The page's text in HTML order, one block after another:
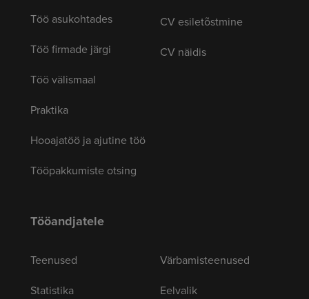
Töö asukohtades
Töö firmade järgi
Töö välismaal
Praktika
Hooajatöö ja ajutine töö
Tööpakkumiste otsing
CV esiletõstmine
CV näidis
Tööandjatele
Teenused
Statistika
Värbamisteenused
Eelvalik